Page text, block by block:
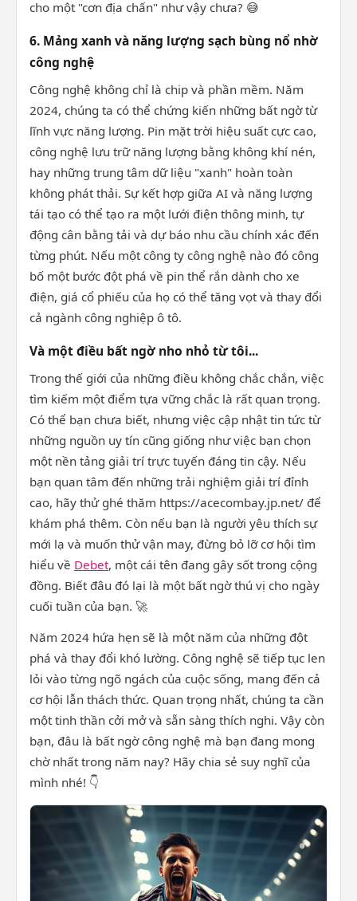
cho một "cơn địa chấn" như vậy chưa? 😅
6. Mảng xanh và năng lượng sạch bùng nổ nhờ
công nghệ
Công nghệ không chỉ là chip và phần mềm. Năm
2024, chúng ta có thể chứng kiến những bất ngờ từ
lĩnh vực năng lượng. Pin mặt trời hiệu suất cực cao,
công nghệ lưu trữ năng lượng bằng không khí nén,
hay những trung tâm dữ liệu "xanh" hoàn toàn
không phát thải. Sự kết hợp giữa AI và năng lượng
tái tạo có thể tạo ra một lưới điện thông minh, tự
động cân bằng tải và dự báo nhu cầu chính xác đến
từng phút. Nếu một công ty công nghệ nào đó công
bố một bước đột phá về pin thể rắn dành cho xe
điện, giá cổ phiếu của họ có thể tăng vọt và thay đổi
cả ngành công nghiệp ô tô.
Và một điều bất ngờ nho nhỏ từ tôi...
Trong thế giới của những điều không chắc chắn, việc
tìm kiếm một điểm tựa vững chắc là rất quan trọng.
Có thể bạn chưa biết, nhưng việc cập nhật tin tức từ
những nguồn uy tín cũng giống như việc bạn chọn
một nền tảng giải trí trực tuyến đáng tin cậy. Nếu
bạn quan tâm đến những trải nghiệm giải trí đỉnh
cao, hãy thử ghé thăm https://acecombay.jp.net/ để
khám phá thêm. Còn nếu bạn là người yêu thích sự
mới lạ và muốn thử vận may, đừng bỏ lỡ cơ hội tìm
hiểu về Debet, một cái tên đang gây sốt trong cộng
đồng. Biết đâu đó lại là một bất ngờ thú vị cho ngày
cuối tuần của bạn. 🚀
Năm 2024 hứa hẹn sẽ là một năm của những đột
phá và thay đổi khó lường. Công nghệ sẽ tiếp tục len
lỏi vào từng ngõ ngách của cuộc sống, mang đến cả
cơ hội lẫn thách thức. Quan trọng nhất, chúng ta cần
một tinh thần cởi mở và sẵn sàng thích nghi. Vậy còn
bạn, đâu là bất ngờ công nghệ mà bạn đang mong
chờ nhất trong năm nay? Hãy chia sẻ suy nghĩ của
mình nhé! 👇